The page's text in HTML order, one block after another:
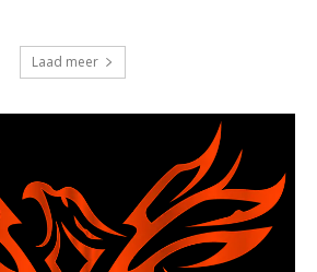
Laad meer